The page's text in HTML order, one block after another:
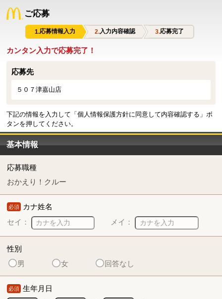
ご応募
応募情報入力 入力内容確認 応募完了
カンタン入力で応募完了！
応募先
５０７津嘉山店
下記の情報を入力して「個人情報保護方針に同意して内容確認する」ボ
タンを押してください。
基本情報
応募職種
おかえり！クルー
必須 カナ姓名
セイ：
メイ：
性別
男
女 回答なし
必須 生年月日